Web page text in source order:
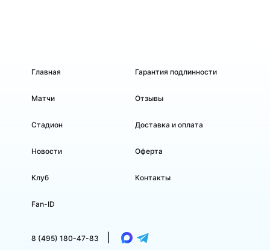
Главная
Матчи
Стадион
Новости
Клуб
Fan-ID
Гарантия подлинности
Отзывы
Доставка и оплата
Оферта
Контакты
8 (495) 180-47-83